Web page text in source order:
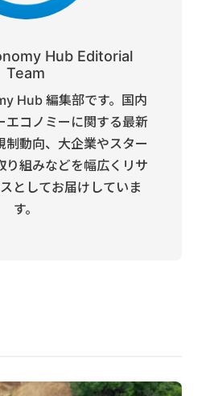
Hub Editorial
Team
Hub 編集部です。国内
エコノミーに関する最新
制動向、大企業やスター
り組みなどを幅広くリサ
としてお届けしていま
す。